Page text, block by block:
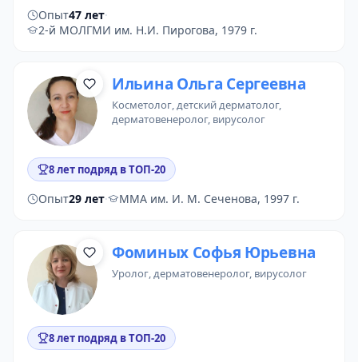
Опыт47 лет·
2-й МОЛГМИ им. Н.И. Пирогова, 1979 г.
Ильина Ольга Сергеевна
косметолог, детский дерматолог,
дерматовенеролог, вирусолог
8 лет подряд в ТОП-20
Опыт29 лет· ММА им. И. М. Сеченова, 1997 г.
Фоминых Софья Юрьевна
уролог, дерматовенеролог, вирусолог
8 лет подряд в ТОП-20